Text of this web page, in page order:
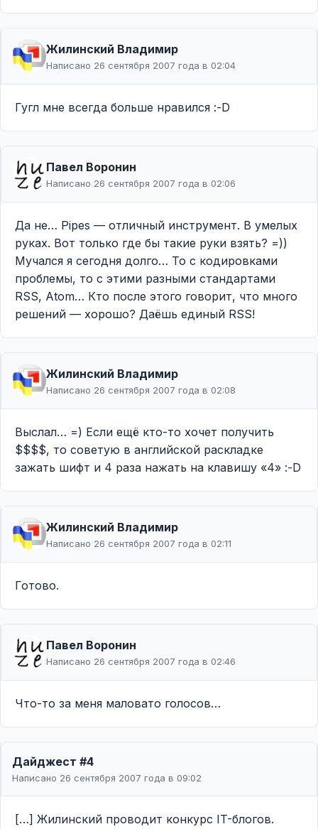
Жилинcкий Владимир
Написано 26 сентября 2007 года в 02:04
Гугл мне всегда больше нравился :-D
Павел Воронин
Написано 26 сентября 2007 года в 02:06
Да не… Pipes — отличный инструмент. В умелых
руках. Вот только где бы такие руки взять? =))
Мучался я сегодня долго… То с кодировками
проблемы, то с этими разными стандартами
RSS, Atom… Кто после этого говорит, что много
решений — хорошо? Даёшь единый RSS!
Жилинcкий Владимир
Написано 26 сентября 2007 года в 02:08
Выслал… =) Если ещё кто-то хочет получить
$$$$, то советую в английской раскладке
зажать шифт и 4 раза нажать на клавишу «4» :-D
Жилинcкий Владимир
Написано 26 сентября 2007 года в 02:11
Готово.
Павел Воронин
Написано 26 сентября 2007 года в 02:46
Что-то за меня маловато голосов…
Дайджест #4
Написано 26 сентября 2007 года в 09:02
[…] Жилинский проводит конкурс IT-блогов.